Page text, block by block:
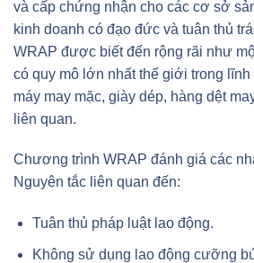
và cấp chứng nhận cho các cơ sở
kinh doanh có đạo đức và tuân thủ
WRAP được biết đến rộng rãi như
có quy mô lớn nhất thế giới trong
máy may mặc, giày dép, hàng dệt
liên quan.
Chương trình WRAP đánh giá các
Nguyên tắc liên quan đến:
Tuân thủ pháp luật lao động.
Không sử dụng lao động cưỡng